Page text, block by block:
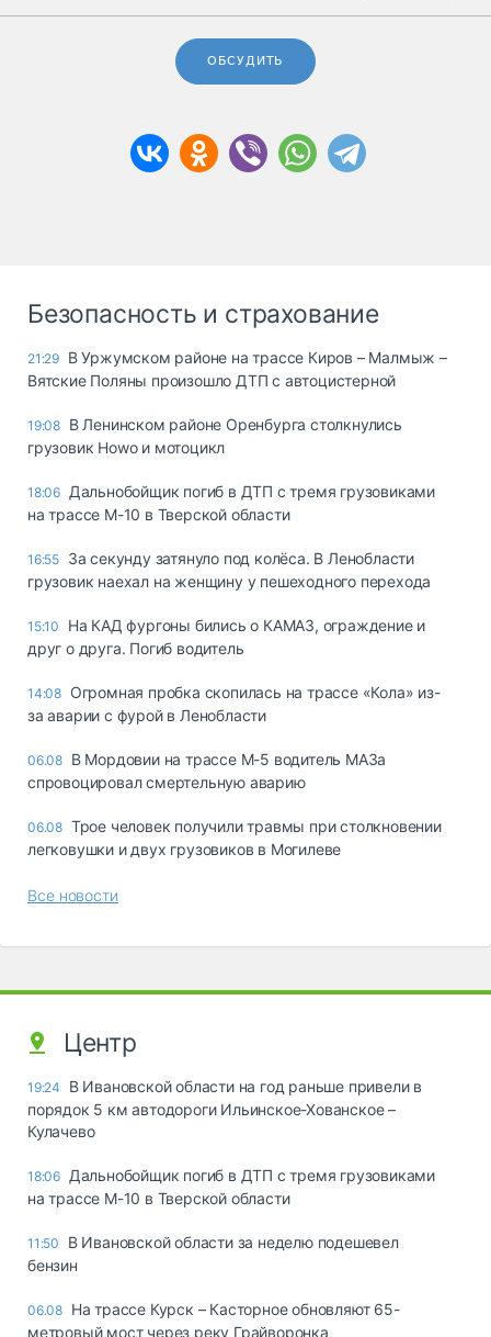
ОБСУДИТЬ
Безопасность и страхование
21:29 В Уржумском районе на трассе Киров – Малмыж –
Вятские Поляны произошло ДТП с автоцистерной
19:08 В Ленинском районе Оренбурга столкнулись
грузовик Howo и мотоцикл
18:06 Дальнобойщик погиб в ДТП с тремя грузовиками
на трассе М-10 в Тверской области
16:55 За секунду затянуло под колёса. В Ленобласти
грузовик наехал на женщину у пешеходного перехода
15:10
На КАД фургоны бились о КАМАЗ, ограждение и
друг о друга. Погиб водитель
14:08 Огромная пробка скопилась на трассе «Кола» из-
за аварии с фурой в Ленобласти
06.08 В Мордовии на трассе М-5 водитель МАЗа
спровоцировал смертельную аварию
06.08 Трое человек получили травмы при столкновении
легковушки и двух грузовиков в Могилеве
Все новости
Центр
19:24
В Ивановской области на год раньше привели в
порядок 5 км автодороги Ильинское-Хованское –
Кулачево
18:06 Дальнобойщик погиб в ДТП с тремя грузовиками
на трассе М-10 в Тверской области
11:50
В Ивановской области за неделю подешевел
бензин
06.08 На трассе Курск – Касторное обновляют 65-
метровый мост через реку Грайворонка